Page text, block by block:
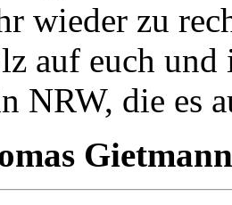
wieder zu
auf euch
NRW, die es
Gietmann